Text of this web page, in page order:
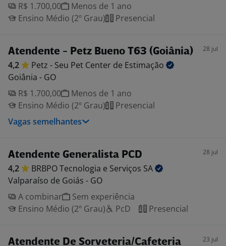
R$ 1.700,00
Menos de 1 ano
Ensino Médio (2º Grau)
Presencial
Atendente - Petz Bueno T63 (Goiânia) 28 jul
4,2 Petz - Seu Pet Center de Estimação
Goiânia - GO
R$ 1.700,00
Menos de 1 ano
Ensino Médio (2º Grau)
Presencial
Vagas semelhantes
Atendente Generalista PCD 28 jul
4,2 BRBPO Tecnologia e Serviços SA
Valparaíso de Goiás - GO
A combinar
Sem experiência
Ensino Médio (2º Grau)
PcD Presencial
Atendente De Sorveteria/Cafeteria 23 jul